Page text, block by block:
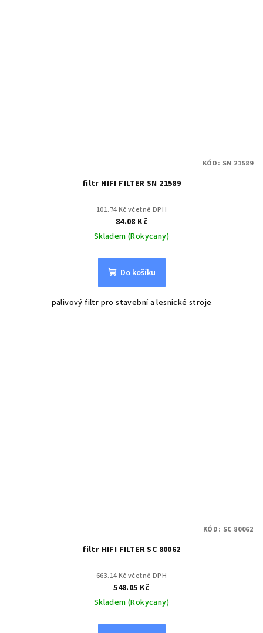
filtr HIFI FILTER SN 21589
101.74 Kč včetně DPH
84.08 Kč
Skladem (Rokycany)
Do košíku
palivový filtr pro stavební a lesnické stroje
KÓD: SN 21589
filtr HIFI FILTER SC 80062
663.14 Kč včetně DPH
548.05 Kč
Skladem (Rokycany)
KÓD: SC 80062